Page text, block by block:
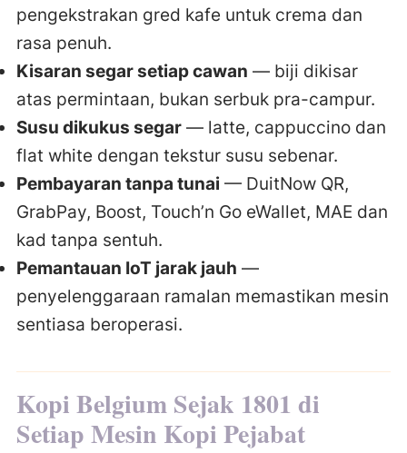
pengekstrakan gred kafe untuk crema dan
rasa penuh.
Kisaran segar setiap cawan — biji dikisar
atas permintaan, bukan serbuk pra-campur.
Susu dikukus segar — latte, cappuccino dan
flat white dengan tekstur susu sebenar.
Pembayaran tanpa tunai — DuitNow QR,
GrabPay, Boost, Touch’n Go eWallet, MAE dan
kad tanpa sentuh.
Pemantauan IoT jarak jauh —
penyelenggaraan ramalan memastikan mesin
sentiasa beroperasi.
Kopi Belgium Sejak 1801 di
Setiap Mesin Kopi Pejabat